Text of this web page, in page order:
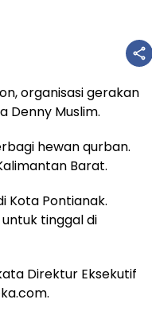
organisasi gerakan
Denny Muslim.
hewan qurban.
Barat.
Kota Pontianak.
tinggal di
Direktur Eksekutif